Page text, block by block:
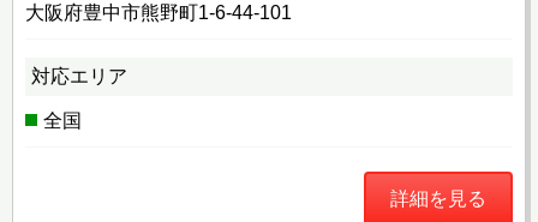
大阪府豊中市熊野町1-6-44-101
対応エリア
全国
詳細を見る